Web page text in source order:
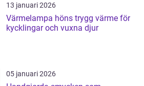
13 januari 2026
Värmelampa höns trygg värme för
kycklingar och vuxna djur
05 januari 2026